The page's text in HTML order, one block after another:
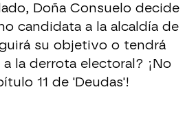
Doña Consuelo decide
candidata a la alcaldía de
su objetivo o tendrá
la derrota electoral? ¡No
11 de 'Deudas'!